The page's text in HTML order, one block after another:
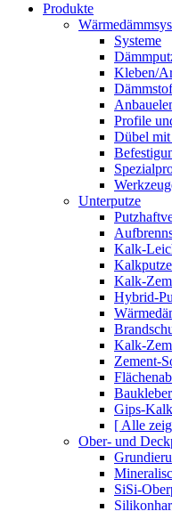
Produkte
Systeme
Kleben/
Profile
Dübel
Unterputze
Kalk-
Kalkputze
Kalk-
Hybrid-
Kalk-
Zement-
Gips-
[ Alle
Ober- und
SiSi-